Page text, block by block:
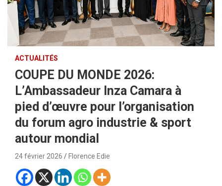
ACTUALITÉS
COUPE DU MONDE 2026:
L’Ambassadeur Inza Camara à
pied d’œuvre pour l’organisation
du forum agro industrie & sport
autour mondial
24 février 2026 Florence Edie